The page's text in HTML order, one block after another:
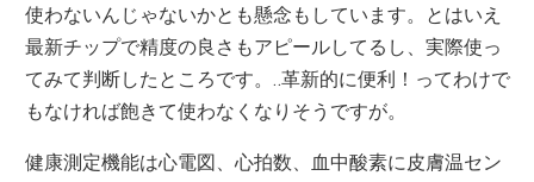
使わないんじゃないかとも懸念もしています。とはいえ
最新チップで精度の良さもアピールしてるし、実際使っ
てみて判断したところです。‥革新的に便利！ってわけで
もなければ飽きて使わなくなりそうですが。
健康測定機能は心電図、心拍数、血中酸素に皮膚温セン